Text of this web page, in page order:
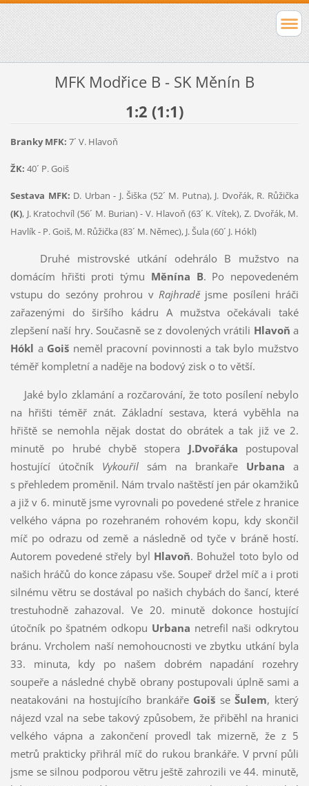
MFK Modřice B - SK Měnín B
1:2 (1:1)
Branky MFK: 7´ V. Hlavoň
ŽK: 40´ P. Goiš
Sestava MFK: D. Urban - J. Šiška (52´ M. Putna), J. Dvořák, R. Růžička
(K), J. Kratochvíl (56´ M. Burian) - V. Hlavoň (63´ K. Vítek), Z. Dvořák, M.
Havlík - P. Goiš, M. Růžička (83´ M. Němec), J. Šula (60´ J. Hókl)
Druhé mistrovské utkání odehrálo B mužstvo na
domácím hřišti proti týmu Měnína B. Po nepovedeném
vstupu do sezóny prohrou v Rajhradějsme posíleni hráči
zařazenými do širšího kádru A mužstva očekávali také
zlepšení naší hry. Současně se z dovolených vrátili Hlavoň a
Hókl a Goiš neměl pracovní povinnosti a tak bylo mužstvo
téměř kompletní a naděje na bodový zisk o to větší.
Jaké bylo zklamání a rozčarování, že toto posílení nebylo
na hřišti téměř znát. Základní sestava, která vyběhla na
hřiště se nemohla nějak dostat do obrátek a tak již ve 2.
minutě po hrubé chybě stopera J.Dvořáka postupoval
hostující útočník Vykouřil sám na brankaře Urbana a
s přehledem proměnil. Nám trvalo naštěstí jen pár okamžiků
a již v 6. minutě jsme vyrovnali po povedené střele z hranice
velkého vápna po rozehraném rohovém kopu, kdy skončil
míč po odrazu od země a následně od tyče v bráně hostí.
Autorem povedené střely byl Hlavoň. Bohužel toto bylo od
našich hráčů do konce zápasu vše. Soupeř držel míč a i proti
silnému větru se dostával po našich chybách do šancí, které
trestuhodně zahazoval. Ve 20. minutě dokonce hostující
útočník po špatném odkopu Urbana netrefil naši odkrytou
bránu. Vrcholem naší nemohoucnosti ve zbytku utkání byla
33. minuta, kdy po našem dobrém napadání rozehry
soupeře a následné chybě obrany postupovali úplně sami a
neatakováni na hostujícího brankáře Goiš seŠulem, který
nájezd vzal na sebe takový způsobem, že přiběhl na hranici
velkého vápna a zakončení provedl tak mizerně, že z 5
metrů prakticky přihrál míč do rukou brankáře. V první půli
jsme se silnou podporou větru ještě zahrozili ve 44. minutě,